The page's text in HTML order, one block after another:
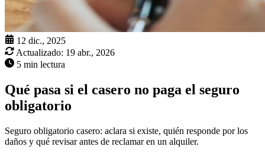
12 dic., 2025
Actualizado: 19 abr., 2026
5 min lectura
Qué pasa si el casero no paga el seguro
obligatorio
Seguro obligatorio casero: aclara si existe, quién responde por los
daños y qué revisar antes de reclamar en un alquiler.